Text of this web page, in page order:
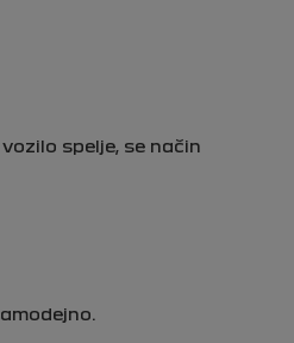
spelje, se način